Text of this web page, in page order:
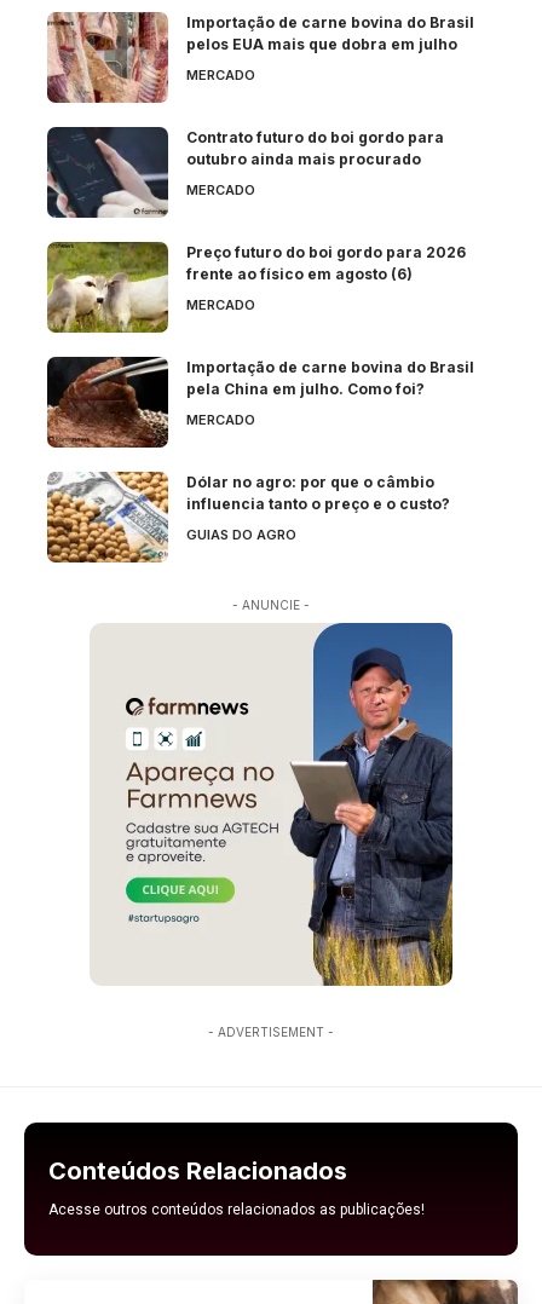
Importação de carne bovina do Brasil
pelos EUA mais que dobra em julho
MERCADO
Contrato futuro do boi gordo para
outubro ainda mais procurado
MERCADO
Preço futuro do boi gordo para 2026
frente ao físico em agosto (6)
MERCADO
Importação de carne bovina do Brasil
pela China em julho. Como foi?
MERCADO
Dólar no agro: por que o câmbio
influencia tanto o preço e o custo?
GUIAS DO AGRO
- ANUNCIE -
- ADVERTISEMENT -
Conteúdos Relacionados
Acesse outros conteúdos relacionados as publicações!